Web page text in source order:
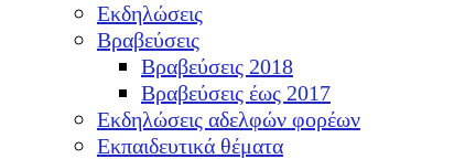
Εκδηλώσεις
Βραβεύσεις
Βραβεύσεις 2018
Βραβεύσεις έως 2017
Εκδηλώσεις αδελφών φορέων
Εκπαιδευτικά θέματα